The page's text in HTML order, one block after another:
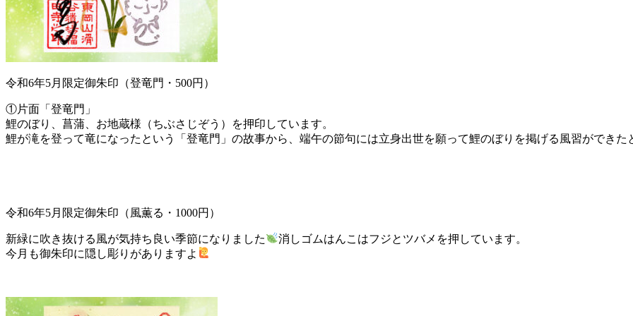
令和6年5月限定御朱印（登竜門・500円）
①片面「登竜門」
鯉のぼり、菖蒲、お地蔵様（ちぶさじぞう）を押印しています。
鯉が滝を登って竜になったという「登竜門」の故事から、端午の節句には立身出世を願って鯉のぼりを掲げる風習ができた
令和6年5月限定御朱印（風薫る・1000円）
新緑に吹き抜ける風が気持ち良い季節になりました
消しゴムはんこはフジとツバメを押しています。
今月も御朱印に隠し彫りがありますよ